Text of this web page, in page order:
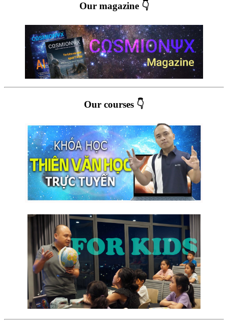
Our magazine 👇
Our courses 👇